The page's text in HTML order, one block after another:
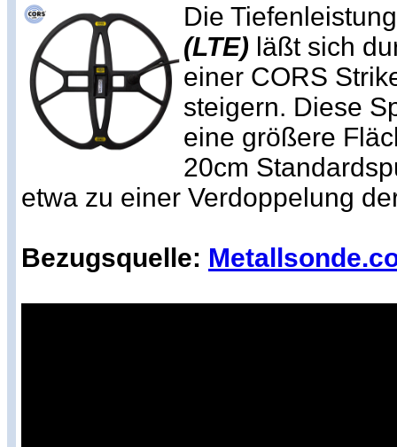
Die
(LTE) läßt sich
einer CORS
steigern. Diese
eine größere
20cm
etwa zu einer Verdoppelung
Bezugsquelle: